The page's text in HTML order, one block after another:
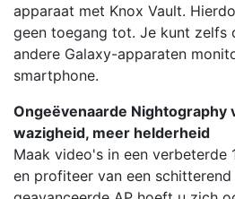
apparaat met Knox Vault.
geen toegang tot. Je kunt zelfs
andere Galaxy-apparaten
smartphone.
Ongeëvenaarde Nightography
wazigheid, meer helderheid
Maak video's in een verbeterde
en profiteer van een